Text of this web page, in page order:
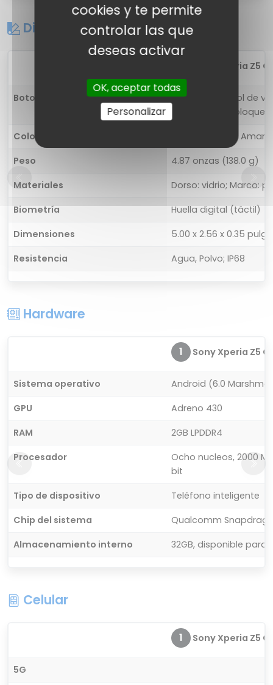
Diseño
Sony Xperia Z5
Botones
Derecha: control de
bloqueo / desbloqueo
Colores
Negro, Rosado,
Peso
4.87 onzas (138.0 g)
Materiales
Dorso: vidrio; Marco:
Biometría
Huella digital (táctil)
Dimensiones
5.00 x 2.56 x 0.35
Resistencia
Agua, Polvo; IP68
Hardware
1 Sony Xperia Z5
Sistema operativo
Android (6.0
GPU
Adreno 430
RAM
2GB LPDDR4
Procesador
Ocho nucleos, 2000
bit
Tipo de dispositivo
Teléfono inteligente
Chip del sistema
Qualcomm
Almacenamiento interno
32GB, disponible para
Celular
1 Sony Xperia Z5
5G
cookies y te permite
controlar las que
deseas activar
OK, aceptar todas
Personalizar